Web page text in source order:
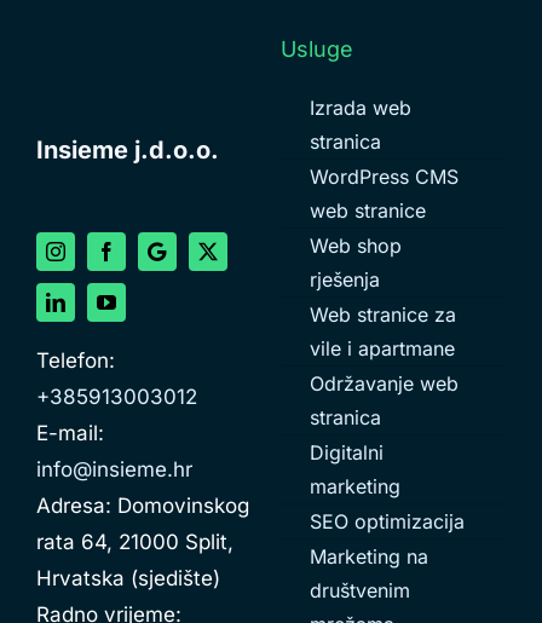
Insieme j.d.o.o.
Telefon:
+385913003012
E-mail:
info@insieme.hr
Adresa: Domovinskog
rata 64, 21000 Split,
Hrvatska (sjedište)
Radno vrijeme:
Usluge
Izrada web
stranica
WordPress CMS
web stranice
Web shop
rješenja
Web stranice za
vile i apartmane
Održavanje web
stranica
Digitalni
marketing
SEO optimizacija
Marketing na
društvenim